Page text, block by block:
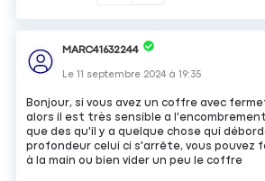
MARC41632244
Le11 septembre 2024 à19:35
Bonjour, si vous avez un coffre avec
alors il est très sensible a
que des qu'il y a quelque chose qui
profondeur celui ci s'arrête, vous pouvez
à la main ou bien vider un peu le coffre